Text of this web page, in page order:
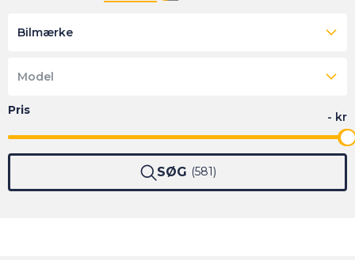
Bilmærke
Model
SØG 581